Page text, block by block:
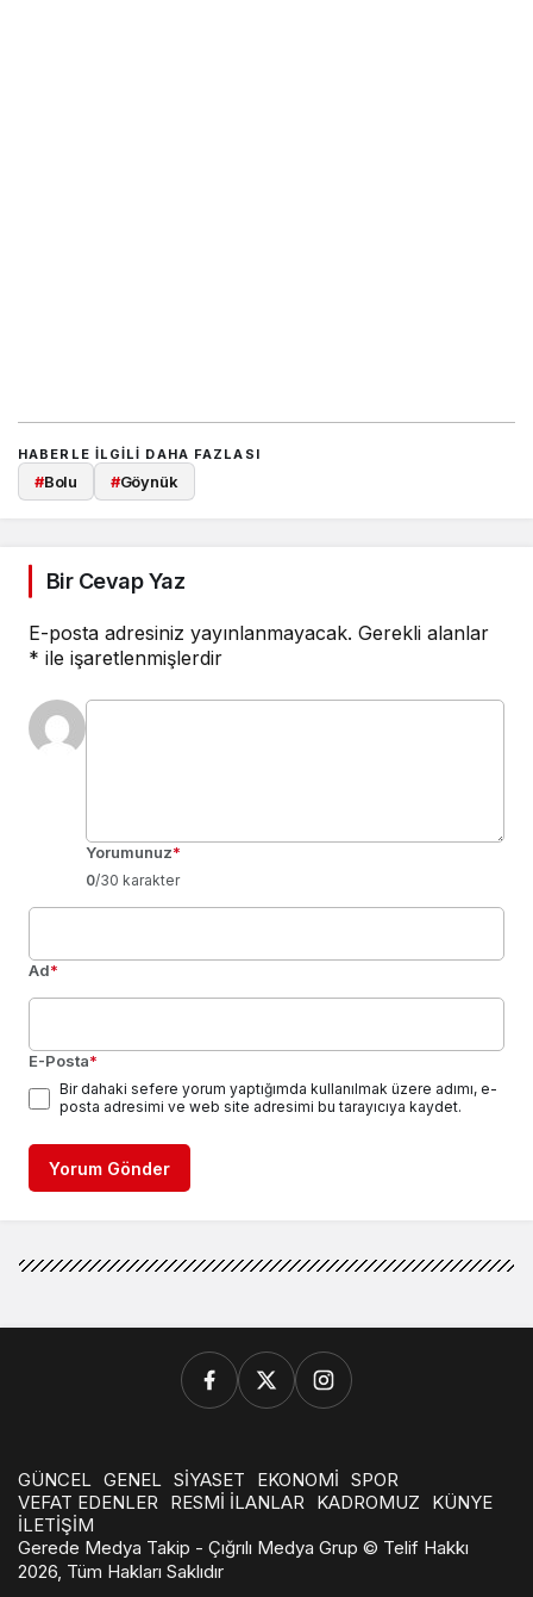
HABERLE ILGILI DAHA FAZLASI
#Bolu #Göynük
Bir Cevap Yaz
E-posta adresiniz yayınlanmayacak. Gerekli alanlar
* ile işaretlenmişlerdir
Yorumunuz*
0/30 karakter
Ad*
E-Posta*
Bir dahaki sefere yorum yaptığımda kullanılmak üzere adımı, e-
posta adresimi ve web site adresimi bu tarayıcıya kaydet.
Yorum Gönder
GÜNCEL GENEL SİYASET EKONOMİ SPOR
VEFAT EDENLER RESMİ İLANLAR KADROMUZ
KÜNYE
İLETİŞİM
Gerede Medya Takip - Çığrılı Medya Grup © Telif Hakkı
2026, Tüm Hakları Saklıdır